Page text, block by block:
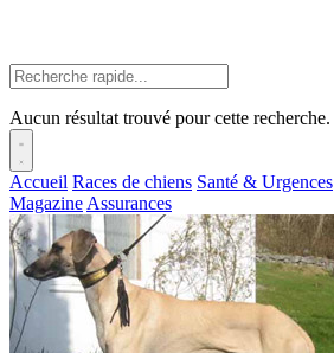
Aucun résultat trouvé pour cette recherche.
Accueil Races de chiens Santé & Urgences
Magazine Assurances